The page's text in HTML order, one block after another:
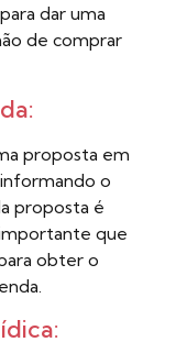
dar uma
de comprar
proposta em
o
proposta é
que
obter o